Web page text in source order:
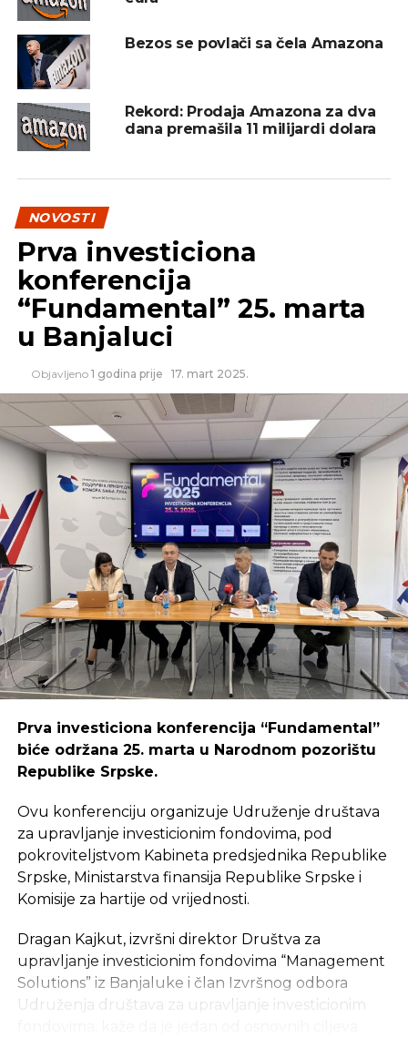
–Cilj je da u 2024. godini broj trgovaca poraste
na preko 2.000, i da ukupan promet preko sajta
bude preko 70 mil EUR– saopšteno je na
konferenciji u januaru.
SLIČNE TEME: AMAZON
DELTA HOLDING
ECOMMERCE
Učesnici Visa olimpijskog triatlona prikupili
26.500 KM za Specijalnu Olimpijadu u Bosni i
Hercegovini
NE PROPUSTITE
Trebinje 2050 – Raspisan konkurs za idejno
rješenje futurističke vizije i razvoja grada na
Trebišnjici
Bezos se povlači sa čela Amazona
Rekord: Prodaja Amazona za dva
dana premašila 11 milijardi dolara
NOVOSTI
Prva investiciona
konferencija
“Fundamental” 25. marta
u Banjaluci
Objavljeno 1 godina prije 17. mart 2025.
Prva investiciona konferencija “Fundamental”
biće održana 25. marta u Narodnom pozorištu
Republike Srpske.
Ovu konferenciju organizuje Udruženje društava
za upravljanje investicionim fondovima, pod
pokroviteljstvom Kabineta predsjednika Republike
Srpske, Ministarstva finansija Republike Srpske i
Komisije za hartije od vrijednosti.
Dragan Kajkut, izvršni direktor Društva za
upravljanje investicionim fondovima “Management
Solutions” iz Banjaluke i član Izvršnog odbora
Udruženja društava za upravljanje investicionim